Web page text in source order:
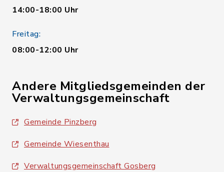
14:00-18:00 Uhr
Freitag:
08:00-12:00 Uhr
Andere Mitgliedsgemeinden der
Verwaltungsgemeinschaft
Gemeinde Pinzberg
Gemeinde Wiesenthau
Verwaltungsgemeinschaft Gosberg